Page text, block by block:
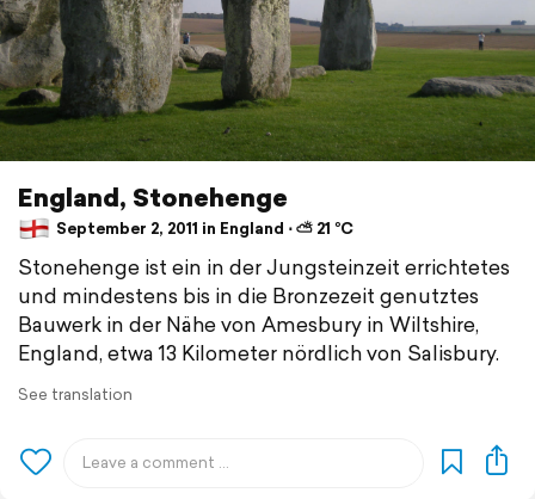
England, Stonehenge
September 2, 2011 in England ⋅ ⛅ 21 °C
Stonehenge ist ein in der Jungsteinzeit errichtetes
und mindestens bis in die Bronzezeit genutztes
Bauwerk in der Nähe von Amesbury in Wiltshire,
England, etwa 13 Kilometer nördlich von Salisbury.
See translation